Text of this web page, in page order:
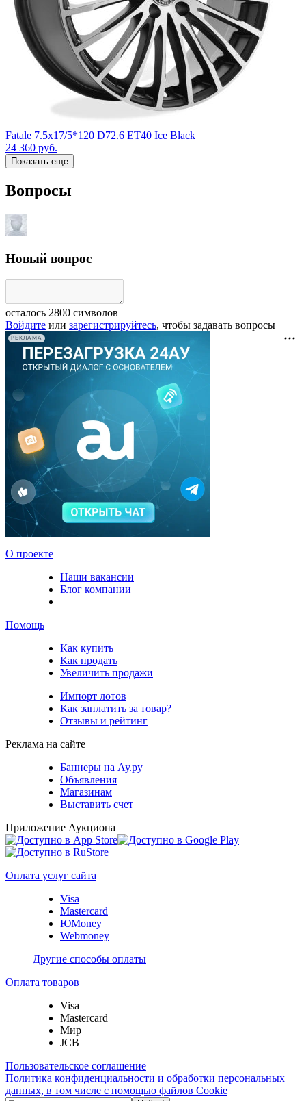
Fatale 7.5x17/5*120 D72.6 ET40 Ice Black
24 360 руб.
Показать еще
Вопросы
Новый вопрос
осталось 2800 символов
Войдите или зарегистрируйтесь, чтобы задавать вопросы
РЕКЛАМА
О проекте
Наши вакансии
Блог компании
Помощь
Как купить
Как продать
Увеличить продажи
Импорт лотов
Как заплатить за товар?
Отзывы и рейтинг
Реклама на сайте
Баннеры на Ау.ру
Объявления
Магазинам
Выставить счет
Приложение Аукциона
Оплата услуг сайта
Visa
Mastercard
ЮMoney
Webmoney
Другие способы оплаты
Оплата товаров
Visa
Mastercard
Мир
JCB
Пользовательское соглашение
Политика конфиденциальности и обработки персональных
данных, в том числе с помощью файлов Cookie